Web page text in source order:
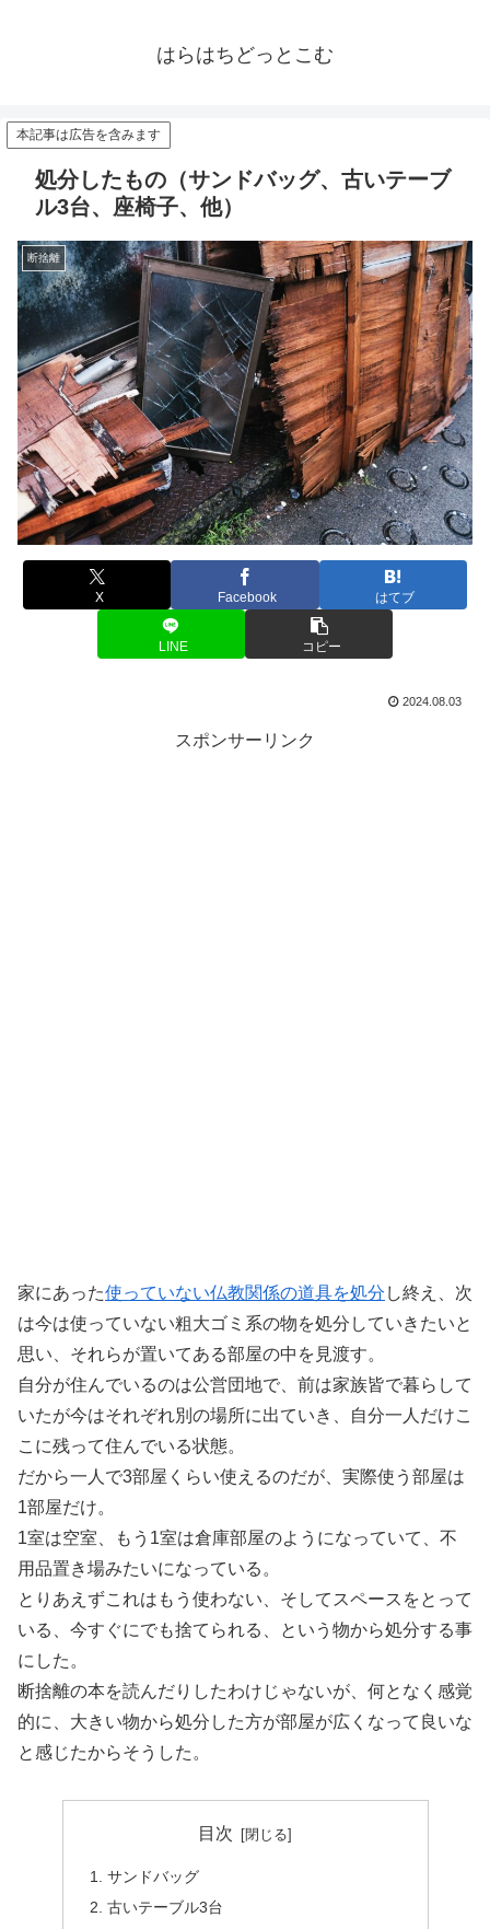
はらはちどっとこむ
本記事は広告を含みます
処分したもの（サンドバッグ、古いテーブ
ル3台、座椅子、他）
断捨離
X Facebook はてブ
LINE コピー
2024.08.03
スポンサーリンク
家にあった使っていない仏教関係の道具を処分 し終え、次
は今は使っていない粗大ゴミ系の物を処分していきたいと
思い、それらが置いてある部屋の中を見渡す。
自分が住んでいるのは公営団地で、前は家族皆で暮らして
いたが今はそれぞれ別の場所に出ていき、自分一人だけこ
こに残って住んでいる状態。
だから一人で3部屋くらい使えるのだが、実際使う部屋は
1部屋だけ。
1室は空室、もう1室は倉庫部屋のようになっていて、不
用品置き場みたいになっている。
とりあえずこれはもう使わない、そしてスペースをとって
いる、今すぐにでも捨てられる、という物から処分する事
にした。
断捨離の本を読んだりしたわけじゃないが、何となく感覚
的に、大きい物から処分した方が部屋が広くなって良いな
と感じたからそうした。
目次
サンドバッグ
古いテーブル3台